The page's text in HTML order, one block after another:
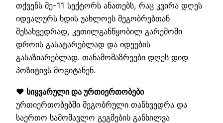
თქვენს მე-11 სექტორს ანათებს, რაც კვირა დღეს
იდეალურს ხდის უახლოეს მეგობრებთან
შესახვედრად, კეთილგანწყობილ გარემოში
დროის გასატარებლად და იდეების
გასაზიარებლად. თანამომაზრეები დღეს დიდ
პოზიტივს მოგიტანენ.
❤️ სიყვარული და ურთიერთობები
ურთიერთობებში მეგობრული თანხვედრა და
საერთო სამომავლო გეგმების განხილვა